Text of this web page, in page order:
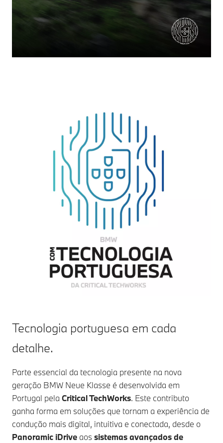
Tecnologia portuguesa em cada
detalhe.
Parte essencial da tecnologia presente na nova
geração BMW Neue Klasse é desenvolvida em
Portugal pela Critical TechWorks. Este contributo
ganha forma em soluções que tornam a experiência de
condução mais digital, intuitiva e conectada, desde o
Panoramic iDrive aossistemas avançados de